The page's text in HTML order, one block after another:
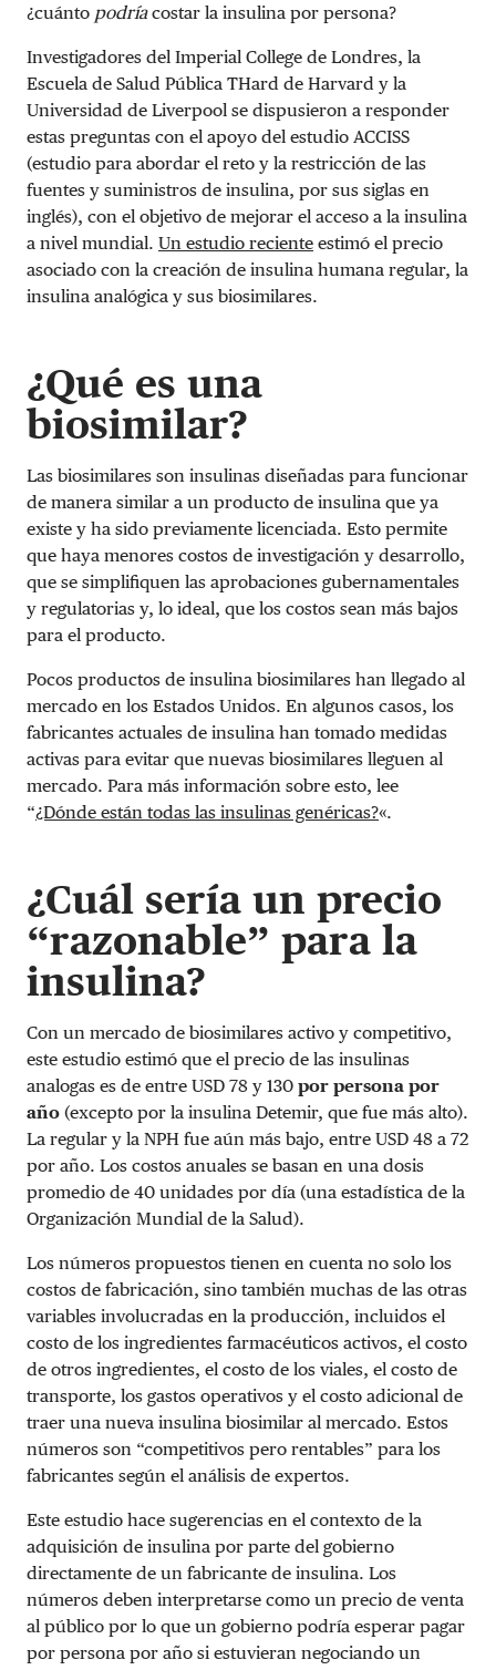
¿cuánto podríacostar la insulina por persona?
Investigadores del Imperial College de Londres, la
Escuela de Salud Pública THard de Harvard y la
Universidad de Liverpool se dispusieron a responder
estas preguntas con el apoyo del estudio ACCISS
(estudio para abordar el reto y la restricción de las
fuentes y suministros de insulina, por sus siglas en
inglés), con el objetivo de mejorar el acceso a la insulina
a nivel mundial. Un estudio reciente estimó el precio
asociado con la creación de insulina humana regular, la
insulina analógica y sus biosimilares.
¿Qué es una
biosimilar?
Las biosimilares son insulinas diseñadas para funcionar
de manera similar a un producto de insulina que ya
existe y ha sido previamente licenciada. Esto permite
que haya menores costos de investigación y desarrollo,
que se simplifiquen las aprobaciones gubernamentales
y regulatorias y, lo ideal, que los costos sean más bajos
para el producto.
Pocos productos de insulina biosimilares han llegado al
mercado en los Estados Unidos. En algunos casos, los
fabricantes actuales de insulina han tomado medidas
activas para evitar que nuevas biosimilares lleguen al
mercado. Para más información sobre esto, lee
“¿Dónde están todas las insulinas genéricas?«.
¿Cuál sería un precio
“razonable” para la
insulina?
Con un mercado de biosimilares activo y competitivo,
este estudio estimó que el precio de las insulinas
analogas es de entre USD 78 y 130 por persona por
año (excepto por la insulina Detemir, que fue más alto).
La regular y la NPH fue aún más bajo, entre USD 48 a 72
por año. Los costos anuales se basan en una dosis
promedio de 40 unidades por día (una estadística de la
Organización Mundial de la Salud).
Los números propuestos tienen en cuenta no solo los
costos de fabricación, sino también muchas de las otras
variables involucradas en la producción, incluidos el
costo de los ingredientes farmacéuticos activos, el costo
de otros ingredientes, el costo de los viales, el costo de
transporte, los gastos operativos y el costo adicional de
traer una nueva insulina biosimilar al mercado. Estos
números son “competitivos pero rentables” para los
fabricantes según el análisis de expertos.
Este estudio hace sugerencias en el contexto de la
adquisición de insulina por parte del gobierno
directamente de un fabricante de insulina. Los
números deben interpretarse como un precio de venta
al público por lo que un gobierno podría esperar pagar
por persona por año si estuvieran negociando un